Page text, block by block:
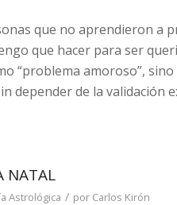
que no aprendieron a
que hacer para ser
“problema amoroso”,
depender de la validación
NATAL
Astrológica / por Carlos Kirón